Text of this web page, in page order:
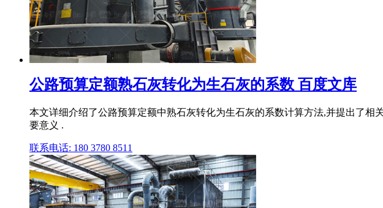
公路预算定额熟石灰转化为生石灰的系数 百度文库
本文详细介绍了公路预算定额中熟石灰转化为生石灰的系数计算方法,并提出了
要意义 .
联系电话: 180 3780 8511